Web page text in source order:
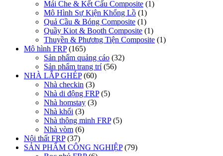
Mái Che & Kết Cấu Composite (1)
Mô Hình Sự Kiện Khổng Lồ (1)
Quả Cầu & Bóng Composite (1)
Quầy Kiot & Booth Composite (1)
Thuyền & Phương Tiện Composite (1)
Mô hình FRP (165)
Sản phẩm quảng cáo (32)
Sản phẩm trang trí (56)
NHÀ LẮP GHÉP (60)
Nhà checkin (3)
Nhà di động FRP (5)
Nhà homstay (3)
Nhà khối (3)
Nhà thông minh FRP (5)
Nhà vòm (6)
Nội thất FRP (37)
SẢN PHẨM CÔNG NGHIỆP (79)